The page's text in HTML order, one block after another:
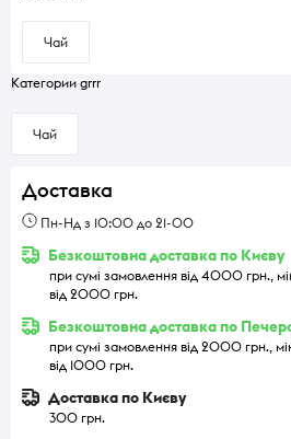
Чай
Категории grrr
Чай
Доставка
Пн-Нд з 10:00 до 21-00
Безкоштовна доставка по Києву
при сумі замовлення від 4000 грн.,
від 2000 грн.
Безкоштовна доставка по
при сумі замовлення від 2000 грн.,
від 1000 грн.
Доставка по Києву
300 грн.